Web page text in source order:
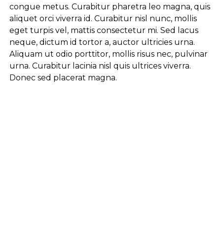
congue metus. Curabitur pharetra leo magna, quis
aliquet orci viverra id. Curabitur nisl nunc, mollis
eget turpis vel, mattis consectetur mi. Sed lacus
neque, dictum id tortor a, auctor ultricies urna.
Aliquam ut odio porttitor, mollis risus nec, pulvinar
urna. Curabitur lacinia nisl quis ultrices viverra.
Donec sed placerat magna.